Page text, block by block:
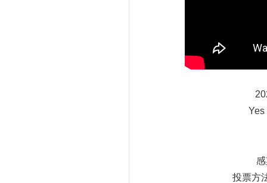
Yes
投票方